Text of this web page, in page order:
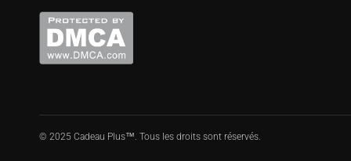
© 2025 Cadeau Plus™️. Tous les droits sont réservés.